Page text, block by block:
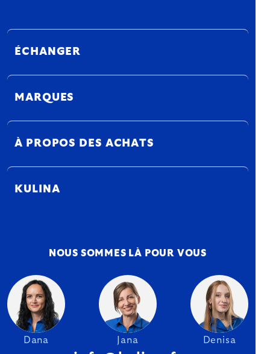
ÉCHANGER
MARQUES
À PROPOS DES ACHATS
KULINA
NOUS SOMMES LÀ POUR VOUS
Dana Jana Denisa